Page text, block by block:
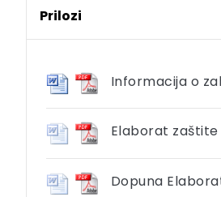
Prilozi
Informacija o
Elaborat zaštite
Dopuna